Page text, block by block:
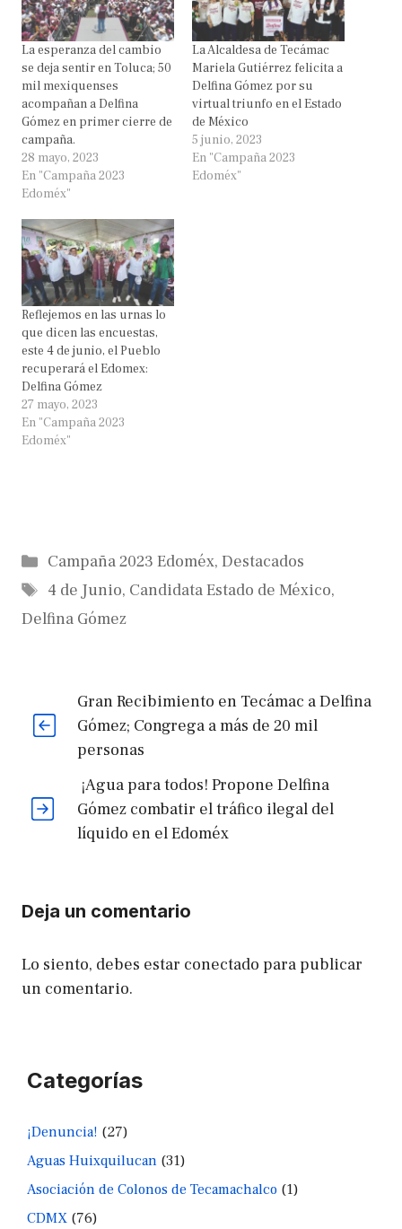
La esperanza del cambio
se deja sentir en Toluca; 50
mil mexiquenses
acompañan a Delfina
Gómez en primer cierre de
campaña.
28 mayo, 2023
En "Campaña 2023
Edoméx"
La Alcaldesa de Tecámac
Mariela Gutiérrez felicita a
Delfina Gómez por su
virtual triunfo en el Estado
de México
5 junio, 2023
En "Campaña 2023
Edoméx"
Reflejemos en las urnas lo
que dicen las encuestas,
este 4 de junio, el Pueblo
recuperará el Edomex:
Delfina Gómez
27 mayo, 2023
En "Campaña 2023
Edoméx"
Categorías
Campaña 2023 Edoméx, Destacados
Etiquetas
4 de Junio, Candidata Estado de México,
Delfina Gómez
Gran Recibimiento en Tecámac a Delfina
Gómez; Congrega a más de 20 mil
personas
¡Agua para todos! Propone Delfina
Gómez combatir el tráfico ilegal del
líquido en el Edoméx
Deja un comentario
Lo siento, debes estar conectado para publicar
un comentario.
Categorías
¡Denuncia! (27)
Aguas Huixquilucan (31)
Asociación de Colonos de Tecamachalco (1)
CDMX (76)